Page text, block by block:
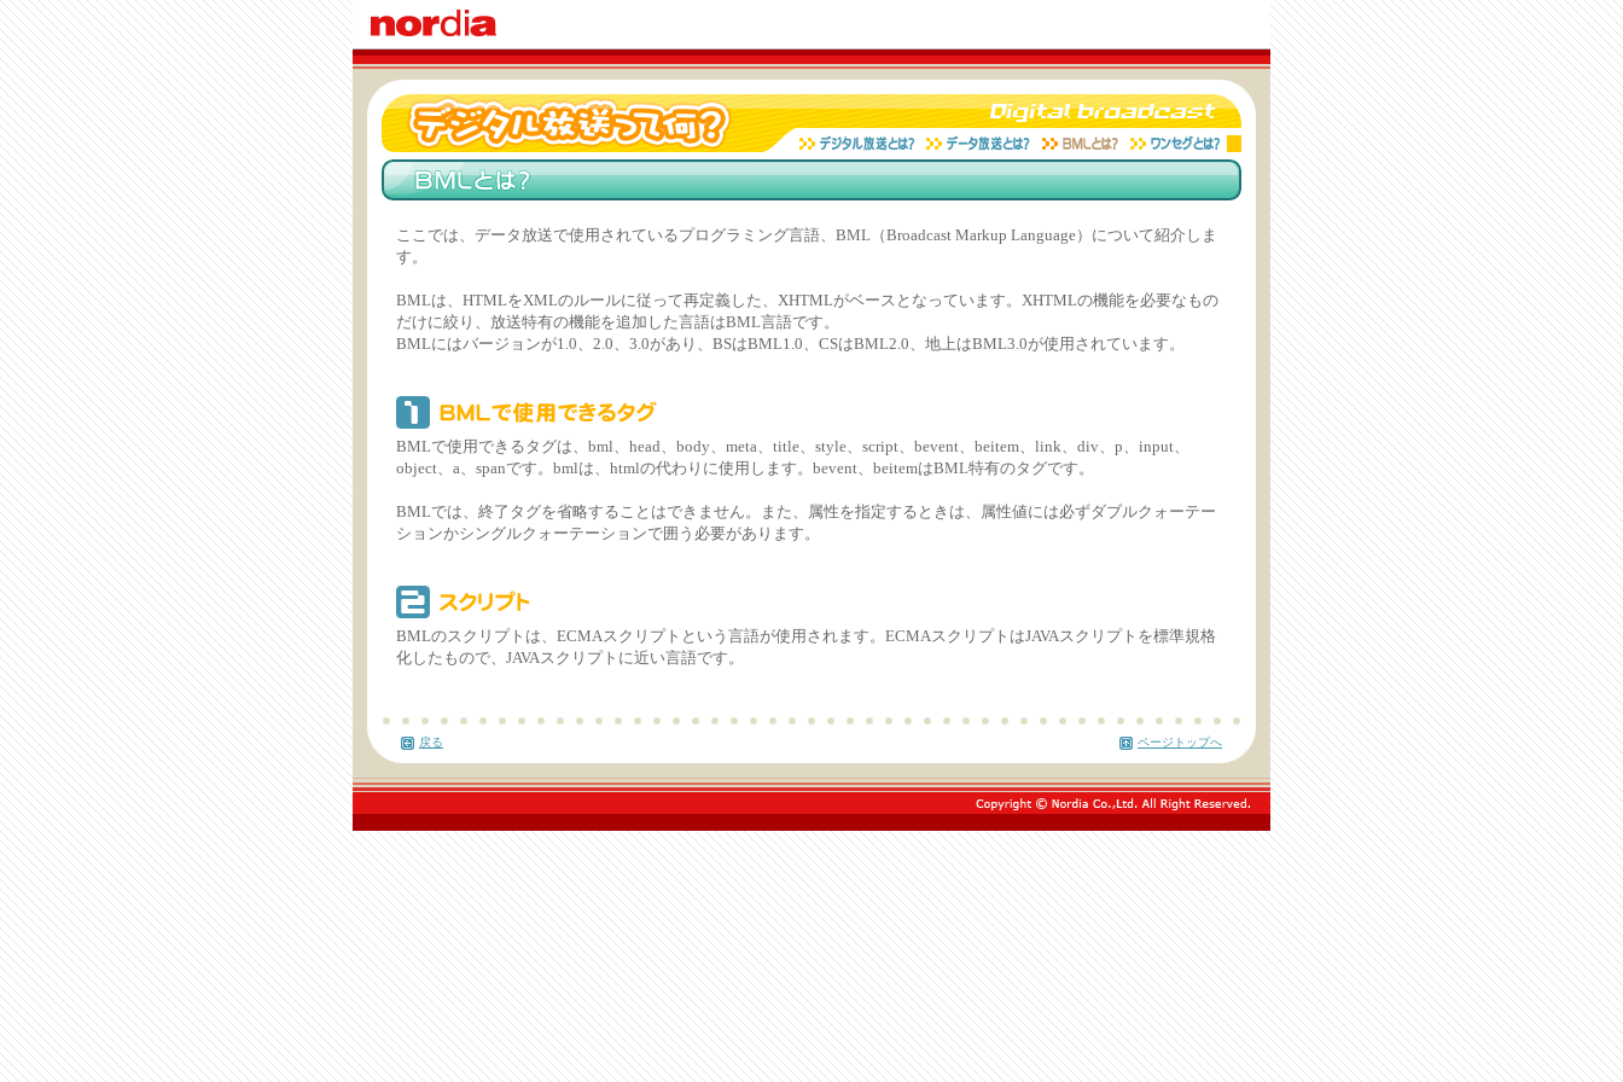
ここでは、データ放送で使用されているプログラミング言語、BML（Broadcast Markup Language）について紹介しま
す。
BMLは、HTMLをXMLのルールに従って再定義した、XHTMLがベースとなっています。XHTMLの機能を必要なもの
だけに絞り、放送特有の機能を追加した言語はBML言語です。
BMLにはバージョンが1.0、2.0、3.0があり、BSはBML1.0、CSはBML2.0、地上はBML3.0が使用されています。
BMLで使用できるタグは、bml、head、body、meta、title、style、script、bevent、beitem、link、div、p、input、
object、a、spanです。bmlは、htmlの代わりに使用します。bevent、beitemはBML特有のタグです。
BMLでは、終了タグを省略することはできません。また、属性を指定するときは、属性値には必ずダブルクォーテー
ションかシングルクォーテーションで囲う必要があります。
BMLのスクリプトは、ECMAスクリプトという言語が使用されます。ECMAスクリプトはJAVAスクリプトを標準規格
化したもので、JAVAスクリプトに近い言語です。
戻る ページトップへ